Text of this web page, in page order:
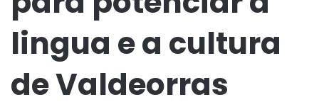
lingua e a cultura
de Valdeorras